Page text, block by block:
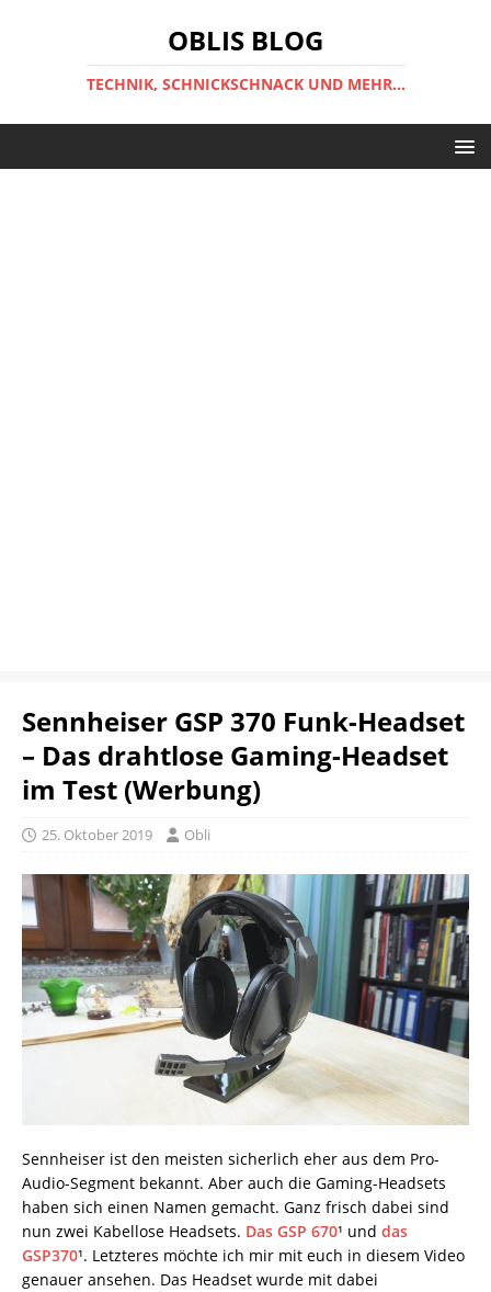
OBLIS BLOG
TECHNIK, SCHNICKSCHNACK UND MEHR...
Sennheiser GSP 370 Funk-Headset
– Das drahtlose Gaming-Headset
im Test (Werbung)
25. Oktober 2019 Obli
Sennheiser ist den meisten sicherlich eher aus dem Pro-
Audio-Segment bekannt. Aber auch die Gaming-Headsets
haben sich einen Namen gemacht. Ganz frisch dabei sind
nun zwei Kabellose Headsets. Das GSP 670¹ und das
GSP370¹. Letzteres möchte ich mir mit euch in diesem Video
genauer ansehen. Das Headset wurde mit dabei